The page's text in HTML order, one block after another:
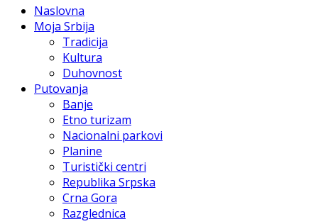
Naslovna
Moja Srbija
Tradicija
Kultura
Duhovnost
Putovanja
Banje
Etno turizam
Nacionalni parkovi
Planine
Turistički centri
Republika Srpska
Crna Gora
Razglednica